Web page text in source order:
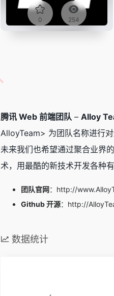
0 254
腾讯 Web 前端团队 – Alloy
AlloyTeam> 为团队名称进行
未来我们也希望通过聚合业界
术，用最酷的新技术开发各种
团队官网： http://
Github 开源： http://
数据统计